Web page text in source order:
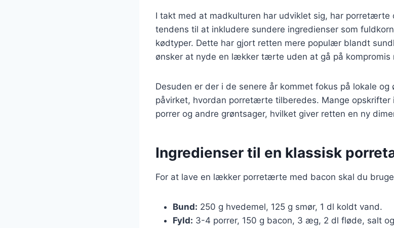
I takt med at madkulturen har udviklet sig, har
tendens til at inkludere sundere ingredienser som
kødtyper. Dette har gjort retten mere populær blandt
ønsker at nyde en lækker tærte uden at gå på kompromis
Desuden er der i de senere år kommet fokus på lokale og
påvirket, hvordan porretærte tilberedes. Mange opskrifter
porrer og andre grøntsager, hvilket giver retten en ny
Ingredienser til en klassisk
For at lave en lækker porretærte med bacon skal du
Bund: 250 g hvedemel, 125 g smør, 1 dl koldt vand.
Fyld: 3-4 porrer, 150 g bacon, 3 æg, 2 dl fløde, salt